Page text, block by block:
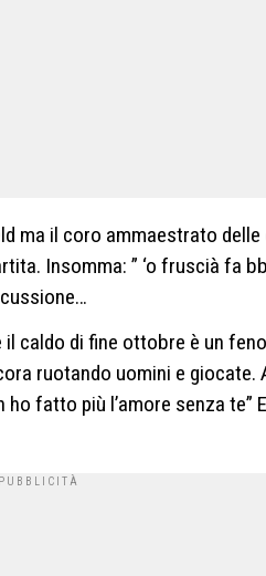
ma il coro ammaestrato delle
Insomma: ” ‘o fruscià fa
caldo di fine ottobre è un
ruotando uomini e giocate.
fatto più l’amore senza te”